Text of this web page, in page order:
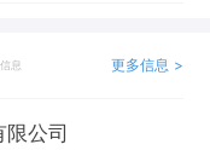
息 更多信息 >
公司